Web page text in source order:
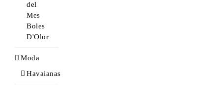
del
Mes
Boles
D'Olor
Moda
Havaianas